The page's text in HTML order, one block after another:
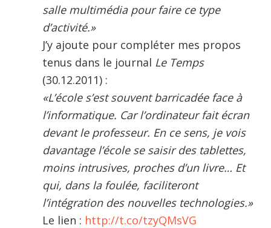
salle multimédia pour faire ce type
d’activité.»
J’y ajoute pour compléter mes propos
tenus dans le journal Le Temps
(30.12.2011) :
«L’école s’est souvent barricadée face à
l’informatique. Car l’ordinateur fait écran
devant le professeur. En ce sens, je vois
davantage l’école se saisir des tablettes,
moins intrusives, proches d’un livre… Et
qui, dans la foulée, faciliteront
l’intégration des nouvelles technologies.»
Le lien : http://t.co/tzyQMsVG